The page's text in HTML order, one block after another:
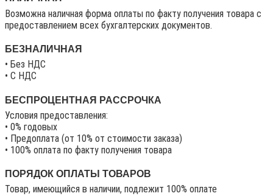
Возможна наличная форма оплаты по факту получения товара с
предоставлением всех бухгалтерских документов.
БЕЗНАЛИЧНАЯ
• Без НДС
• C НДС
БЕСПРОЦЕНТНАЯ РАССРОЧКА
Условия предоставления:
• 0% годовых
• Предоплата (от 10% от стоимости заказа)
• 100% оплата по факту получения товара
ПОРЯДОК ОПЛАТЫ ТОВАРОВ
Товар, имеющийся в наличии, подлежит 100% оплате